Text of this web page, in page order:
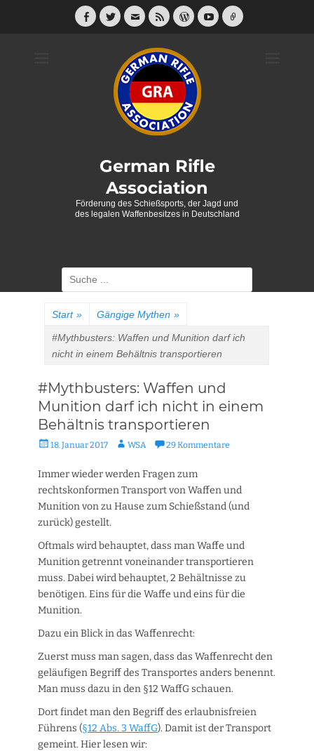
Facebook
Twitter
E-
Feed WordPress
YouTube
Link
German Rifle
Association
Förderung des Schießsports, der Jagd und
des legalen Waffenbesitzes in Deutschland
Suche
nach:
Start » Gängige Mythen »
#Mythbusters: Waffen und Munition darf ich
nicht in einem Behältnis transportieren
#Mythbusters: Waffen und
Munition darf ich nicht in einem
Behältnis transportieren
Veröffentlicht
18. Januar 2017 AutorWSA 29 Kommentare
Immer wieder werden Fragen zum
rechtskonformen Transport von Waffen und
Munition von zu Hause zum Schießstand (und
zurück) gestellt.
Oftmals wird behauptet, dass man Waffe und
Munition getrennt voneinander transportieren
muss. Dabei wird behauptet, 2 Behältnisse zu
benötigen. Eins für die Waffe und eins für die
Munition.
Dazu ein Blick in das Waffenrecht:
Zuerst muss man sagen, dass das Waffenrecht den
geläufigen Begriff des Transportes anders benennt.
Man muss dazu in den §12 WaffG schauen.
Dort findet man den Begriff des erlaubnisfreien
Führens (§12 Abs. 3 WaffG). Damit ist der Transport
gemeint. Hier lesen wir: